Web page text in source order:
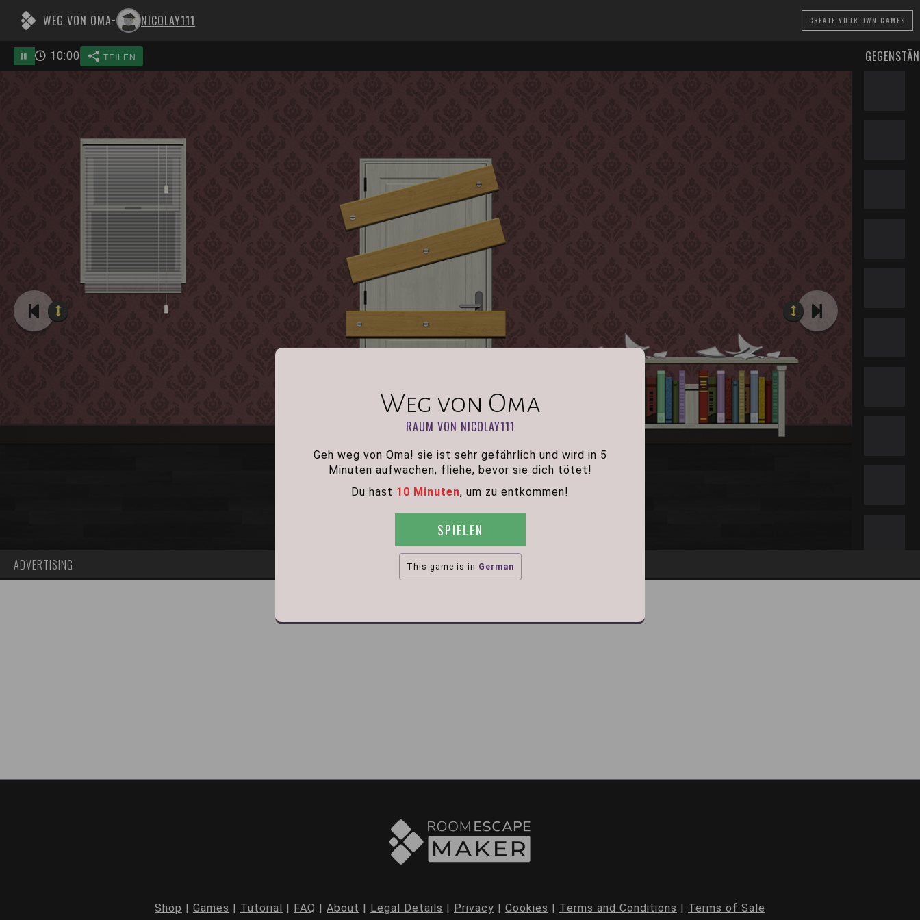
WEG VON OMA- NICOLAY111 CREATE YOUR OWN GAMES
TEILEN
10:00
ADVERTISING
Weg von Oma
RAUM VON NICOLAY111
Geh weg von Oma! sie ist sehr gefährlich und wird in 5
Minuten aufwachen, fliehe, bevor sie dich tötet!
Du hast 10 Minuten, um zu entkommen!
SPIELEN
This game is in German
Shop | Games | Tutorial | FAQ | About | Legal Details | Privacy | Cookies | Terms and Conditions | Terms of Sale